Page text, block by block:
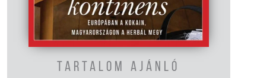
TARTALOM AJÁNLÓ